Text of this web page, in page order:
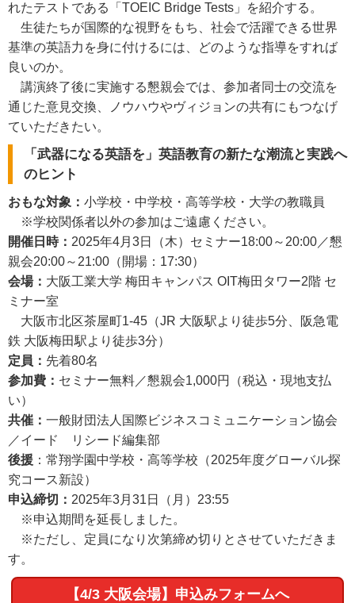
れたテストである「TOEIC Bridge Tests」を紹介する。
生徒たちが国際的な視野をもち、社会で活躍できる世界
基準の英語力を身に付けるには、どのような指導をすれば
良いのか。
講演終了後に実施する懇親会では、参加者同士の交流を
通じた意見交換、ノウハウやヴィジョンの共有にもつなげ
ていただきたい。
「武器になる英語を」英語教育の新たな潮流と実践へ
のヒント
おもな対象： 小学校・中学校・高等学校・大学の教職員
※学校関係者以外の参加はご遠慮ください。
開催日時： 2025年4月3日（木）セミナー18:00～20:00／懇
親会20:00～21:00（開場：17:30）
会場： 大阪工業大学 梅田キャンパス OIT梅田タワー2階 セ
ミナー室
大阪市北区茶屋町1-45（JR 大阪駅より徒歩5分、阪急電
鉄 大阪梅田駅より徒歩3分）
定員： 先着80名
参加費： セミナー無料／懇親会1,000円（税込・現地支払
い）
共催： 一般財団法人国際ビジネスコミュニケーション協会
／イード リシード編集部
後援 ：常翔学園中学校・高等学校（2025年度グローバル探
究コース新設）
申込締切： 2025年3月31日（月）23:55
※申込期間を延長しました。
※ただし、定員になり次第締め切りとさせていただきま
す。
【4/3 大阪会場】申込みフォームへ